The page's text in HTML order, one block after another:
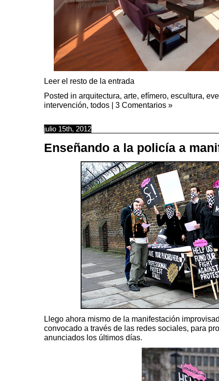
Leer el resto de la entrada
Posted in arquitectura, arte, efímero, escultura,
intervención, todos | 3 Comentarios »
julio 15th, 2012
Enseñando a la policía a
Llego ahora mismo de la manifestación
convocado a través de las redes sociales, para
anunciados los últimos días.